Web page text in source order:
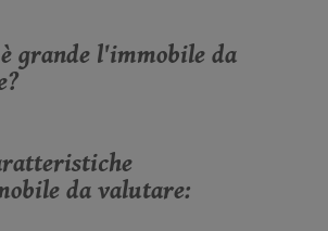
grande l'immobile da
da valutare: